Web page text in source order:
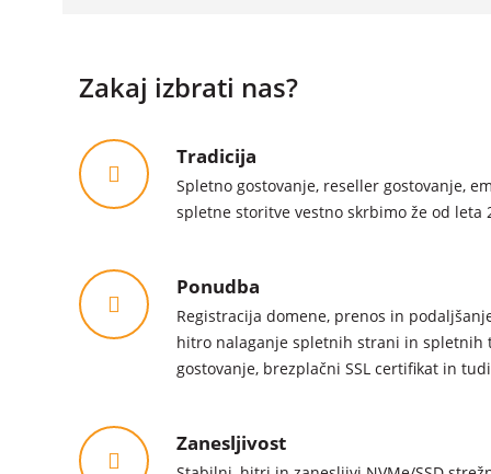
Zakaj izbrati nas?
Tradicija
Spletno gostovanje, reseller gostovanje,
spletne storitve vestno skrbimo že od leta
Ponudba
Registracija domene, prenos in
hitro nalaganje spletnih strani in spletnih
gostovanje, brezplačni SSL certifikat in
Zanesljivost